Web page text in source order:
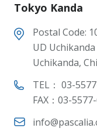
Tokyo Kanda
Postal Code:
UD
Uchikanda,
TEL： 03-
FAX：03-